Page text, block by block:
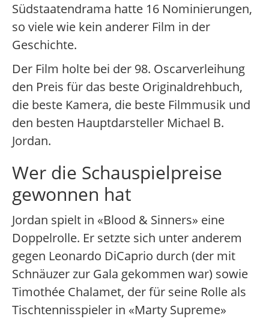
Südstaatendrama hatte 16 Nominierungen,
so viele wie kein anderer Film in der
Geschichte.
Der Film holte bei der 98. Oscarverleihung
den Preis für das beste Originaldrehbuch,
die beste Kamera, die beste Filmmusik und
den besten Hauptdarsteller Michael B.
Jordan.
Wer die Schauspielpreise
gewonnen hat
Jordan spielt in «Blood & Sinners» eine
Doppelrolle. Er setzte sich unter anderem
gegen Leonardo DiCaprio durch (der mit
Schnäuzer zur Gala gekommen war) sowie
Timothée Chalamet, der für seine Rolle als
Tischtennisspieler in «Marty Supreme»